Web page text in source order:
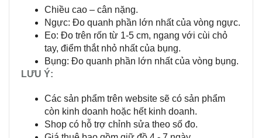
Chiều cao – cân nặng.
Ngực: Đo quanh phần lớn nhất của vòng ngực.
Eo: Đo trên rốn từ 1-5 cm, ngang với cùi chỏ
tay, điểm thắt nhỏ nhất của bụng.
Bụng: Đo quanh phần lớn nhất của vòng bụng.
LƯU Ý:
Các sản phẩm trên website sẽ có sản phẩm
còn kinh doanh hoặc hết kinh doanh.
Shop có hỗ trợ chỉnh sửa theo số đo.